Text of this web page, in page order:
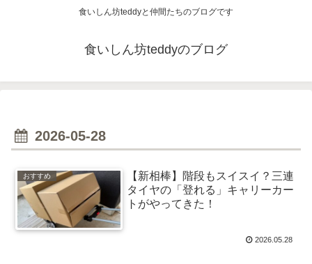
食いしん坊teddyと仲間たちのブログです
食いしん坊teddyのブログ
2026-05-28
おすすめ
【新相棒】階段もスイスイ？三連
タイヤの「登れる」キャリーカー
トがやってきた！
2026.05.28